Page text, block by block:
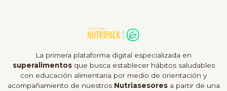
La primera plataforma digital especializada en
superalimentosque busca establecer hábitos saludables
con educación alimentaria por medio de orientación y
acompañamiento de nuestros Nutriasesores a partir de una